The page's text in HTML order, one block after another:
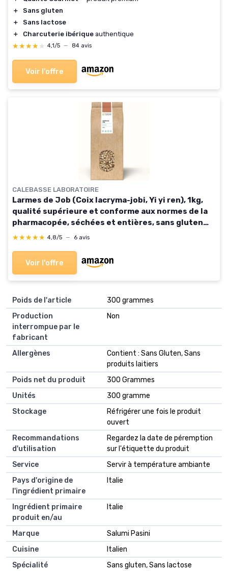
＋
Sans gluten
＋
Sans lactose
＋
Charcuterie ibérique authentique
★★★★★
★★★★★ 4,1/5 — 84 avis
Voir l'offre
CALEBASSE LABORATOIRE
Larmes de Job (Coix lacryma-jobi, Yi yi ren), 1kg,
qualité supérieure et conforme aux normes de la
pharmacopée, séchées et entières, sans gluten
remplie de vertus
★★★★★
★★★★★ 4,8/5 — 6 avis
Voir l'offre
Poids de l'article
‎300 grammes
Production
interrompue par le
fabricant
‎Non
Allergènes
‎Contient : Sans Gluten, Sans
produits laitiers
Poids net du produit
‎300 Grammes
Unités
‎300 gramme
Stockage
‎Réfrigérer une fois le produit
ouvert
Recommandations
d'utilisation
‎Regardez la date de péremption
sur l'étiquette du produit
Service
‎Servir à température ambiante
Pays d'origine de
l'ingrédient primaire
‎Italie
Ingrédient primaire
produit en/au
‎Italie
Marque
‎Salumi Pasini
Cuisine
‎Italien
Spécialité
‎Sans gluten, Sans lactose